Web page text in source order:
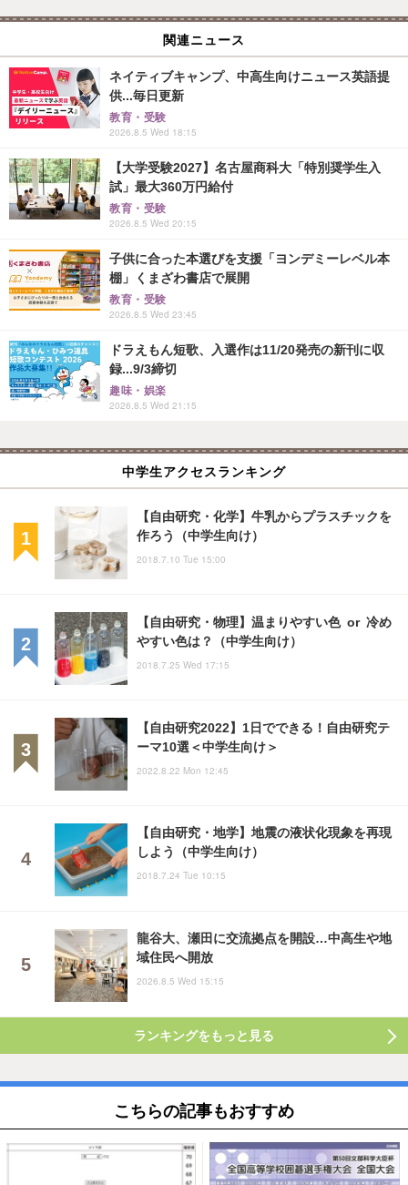
関連ニュース
ネイティブキャンプ、中高生向けニュース英語提
供...毎日更新
教育・受験
2026.8.5 Wed 18:15
【大学受験2027】名古屋商科大「特別奨学生入
試」最大360万円給付
教育・受験
2026.8.5 Wed 20:15
子供に合った本選びを支援「ヨンデミーレベル本
棚」くまざわ書店で展開
教育・受験
2026.8.5 Wed 23:45
ドラえもん短歌、入選作は11/20発売の新刊に収
録...9/3締切
趣味・娯楽
2026.8.5 Wed 21:15
中学生アクセスランキング
【自由研究・化学】牛乳からプラスチックを
作ろう（中学生向け）
2018.7.10 Tue 15:00
【自由研究・物理】温まりやすい色 or 冷め
やすい色は？（中学生向け）
2018.7.25 Wed 17:15
【自由研究2022】1日でできる！自由研究テ
ーマ10選＜中学生向け＞
2022.8.22 Mon 12:45
【自由研究・地学】地震の液状化現象を再現
しよう（中学生向け）
2018.7.24 Tue 10:15
龍谷大、瀬田に交流拠点を開設…中高生や地
域住民へ開放
2026.8.5 Wed 15:15
ランキングをもっと見る
こちらの記事もおすすめ